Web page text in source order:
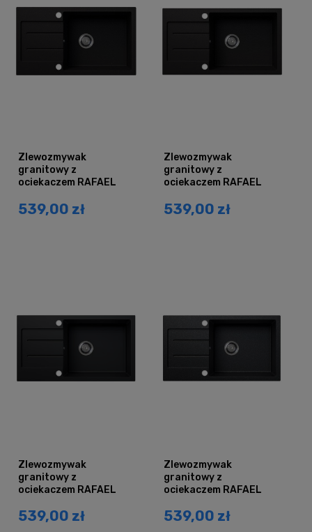
Zlewozmywak
granitowy z
ociekaczem RAFAEL
539,00 zł
Zlewozmywak
granitowy z
ociekaczem RAFAEL
539,00 zł
Zlewozmywak
granitowy z
ociekaczem RAFAEL
539,00 zł
Zlewozmywak
granitowy z
ociekaczem RAFAEL
539,00 zł